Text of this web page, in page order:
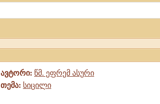
ავტორი: წმ. ეფრემ ასური
თემა: სიცილი